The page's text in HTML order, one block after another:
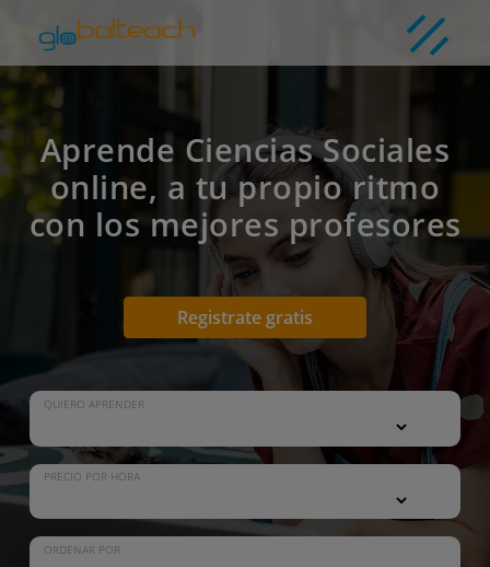
Aprende Ciencias Sociales
online, a tu propio ritmo
con los mejores profesores
Registrate gratis
QUIERO APRENDER
PRECIO POR HORA
ORDENAR POR